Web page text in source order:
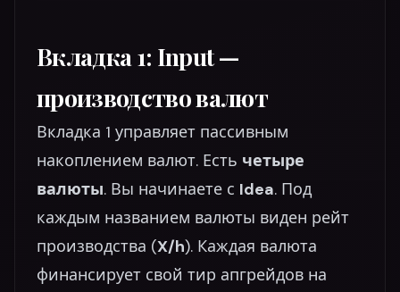
Вкладка 1: Input —
производство валют
Вкладка 1 управляет пассивным
накоплением валют. Есть четыре
валюты. Вы начинаете с Idea. Под
каждым названием валюты виден рейт
производства (X/h). Каждая валюта
финансирует свой тир апгрейдов на